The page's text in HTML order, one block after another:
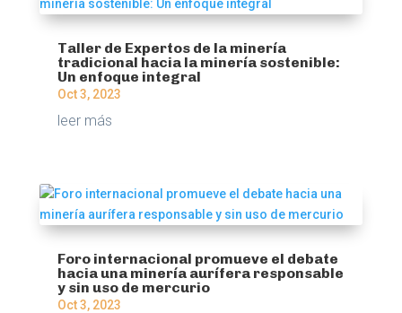
Taller de Expertos de la minería
tradicional hacia la minería sostenible:
Un enfoque integral
Oct 3, 2023
leer más
Foro internacional promueve el debate
hacia una minería aurífera responsable
y sin uso de mercurio
Oct 3, 2023